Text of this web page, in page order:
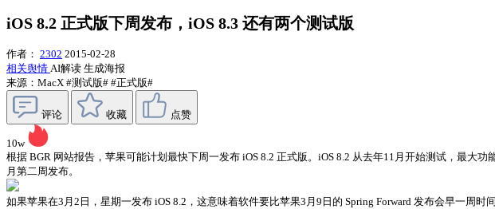
iOS 8.2 正式版下周发布，iOS 8.3 还有两个测试版
作者： 2302 2015-02-28
相关舆情 AI解读 生成海报
来源：MacX #测试版# #正式版#
评论 收藏 点赞
10w
根据 BGR 网站报告，苹果可能计划最快下周一发布 iOS 8.2 正式版。iOS 8.2 从去年11月开始测试，最大
月第二周发布。
如果苹果在3月2日，星期一发布 iOS 8.2，这意味着软件要比苹果3月9日的 Spring Forward 发布会早一周